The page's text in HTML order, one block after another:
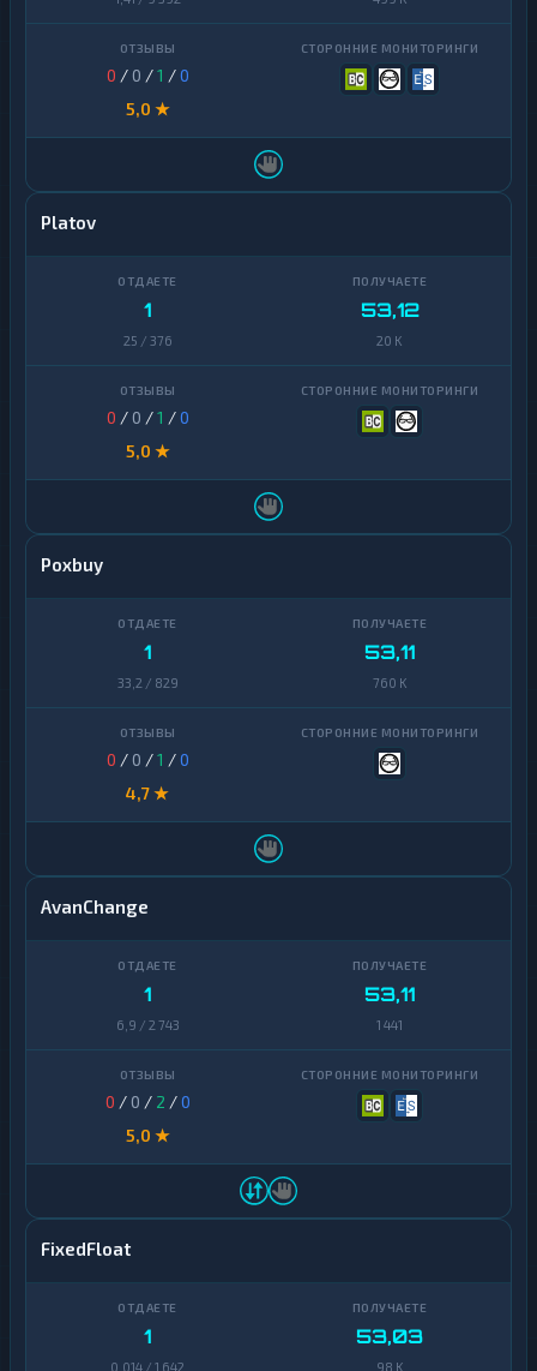
0 / 0 /1 /0
5,0 ★
Platov
1
25 / 376
53,12
20 K
0 / 0 /1 /0
5,0 ★
Poxbuy
1
33,2 / 829
53,11
760 K
0 / 0 /1 /0
4,7 ★
AvanChange
1
6,9 / 2 743
53,11
1 441
0 / 0 / 2 /0
5,0 ★
FixedFloat
1
0,014 / 1 642
53,03
98 K